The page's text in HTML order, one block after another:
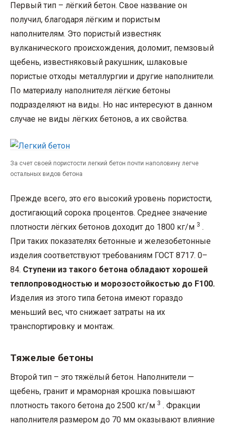
Первый тип – лёгкий бетон. Свое название он
получил, благодаря лёгким и пористым
наполнителям. Это пористый известняк
вулканического происхождения, доломит, пемзовый
щебень, известняковый ракушник, шлаковые
пористые отходы металлургии и другие наполнители.
По материалу наполнителя лёгкие бетоны
подразделяют на виды. Но нас интересуют в данном
случае не виды лёгких бетонов, а их свойства.
За счет своей пористости легкий бетон почти наполовину легче
остальных видов бетона
Прежде всего, это его высокий уровень пористости,
достигающий сорока процентов. Среднее значение
плотности лёгких бетонов доходит до 1800 кг/м 3 .
При таких показателях бетонные и железобетонные
изделия соответствуют требованиям ГОСТ 8717. 0–
84. Ступени из такого бетона обладают хорошей
теплопроводностью и морозостойкостью до F100.
Изделия из этого типа бетона имеют гораздо
меньший вес, что снижает затраты на их
транспортировку и монтаж.
Тяжелые бетоны
Второй тип – это тяжёлый бетон. Наполнители —
щебень, гранит и мраморная крошка повышают
плотность такого бетона до 2500 кг/м 3 . Фракции
наполнителя размером до 70 мм оказывают влияние